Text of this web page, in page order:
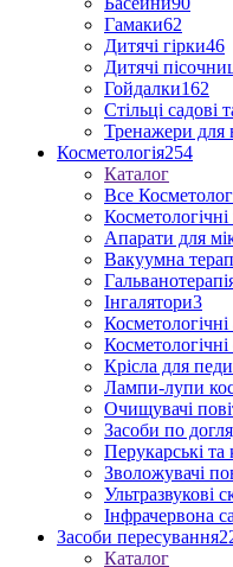
Гамаки62
Дитячі гірки46
Дитячі
Гойдалки162
Стільці садові
Тренажери для
Косметологія254
Каталог
Все
Апарати для
Вакуумна
Інгалятори3
Косметологічні
Крісла для
Лампи-лупи
Очищувачі
Засоби по
Перукарські та
Зволожувачі
Ультразвукові
Інфрачервона
Засоби пересування
Каталог